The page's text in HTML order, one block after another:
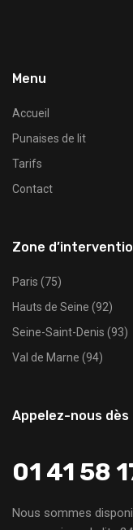
Menu
Accueil
Punaises de lit
Tarifs
Contact
Zone
Paris (75)
Hauts de Seine (92)
Seine-Saint-Denis (93)
Val de Marne (94)
Appelez-nous
01 41 58
Nous sommes